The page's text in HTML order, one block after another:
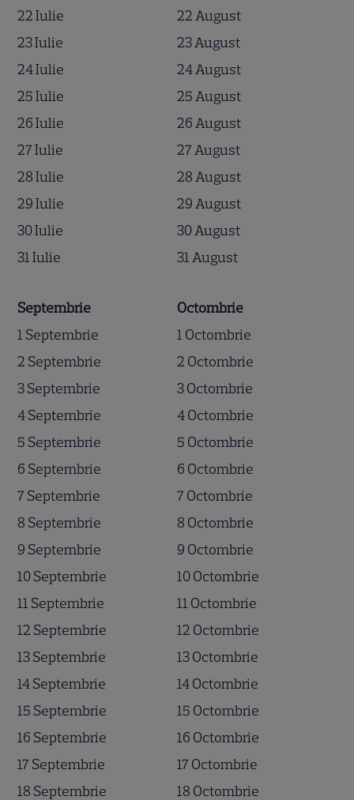
22 Iulie
23 Iulie
24 Iulie
25 Iulie
26 Iulie
27 Iulie
28 Iulie
29 Iulie
30 Iulie
31 Iulie
22 August
23 August
24 August
25 August
26 August
27 August
28 August
29 August
30 August
31 August
Septembrie
1 Septembrie
2 Septembrie
3 Septembrie
4 Septembrie
5 Septembrie
6 Septembrie
7 Septembrie
8 Septembrie
9 Septembrie
10 Septembrie
11 Septembrie
12 Septembrie
13 Septembrie
14 Septembrie
15 Septembrie
16 Septembrie
17 Septembrie
18 Septembrie
Octombrie
1 Octombrie
2 Octombrie
3 Octombrie
4 Octombrie
5 Octombrie
6 Octombrie
7 Octombrie
8 Octombrie
9 Octombrie
10 Octombrie
11 Octombrie
12 Octombrie
13 Octombrie
14 Octombrie
15 Octombrie
16 Octombrie
17 Octombrie
18 Octombrie